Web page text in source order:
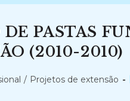
DE PASTAS
(2010-2010)
/ Projetos de extensão